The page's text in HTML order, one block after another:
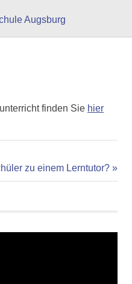
finden Sie hier
zu einem Lerntutor?